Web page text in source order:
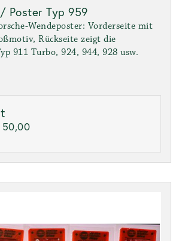
Poster Typ 959
Wendeposter: Vorderseite mit
Rückseite zeigt die
911 Turbo, 924, 944, 928 usw.